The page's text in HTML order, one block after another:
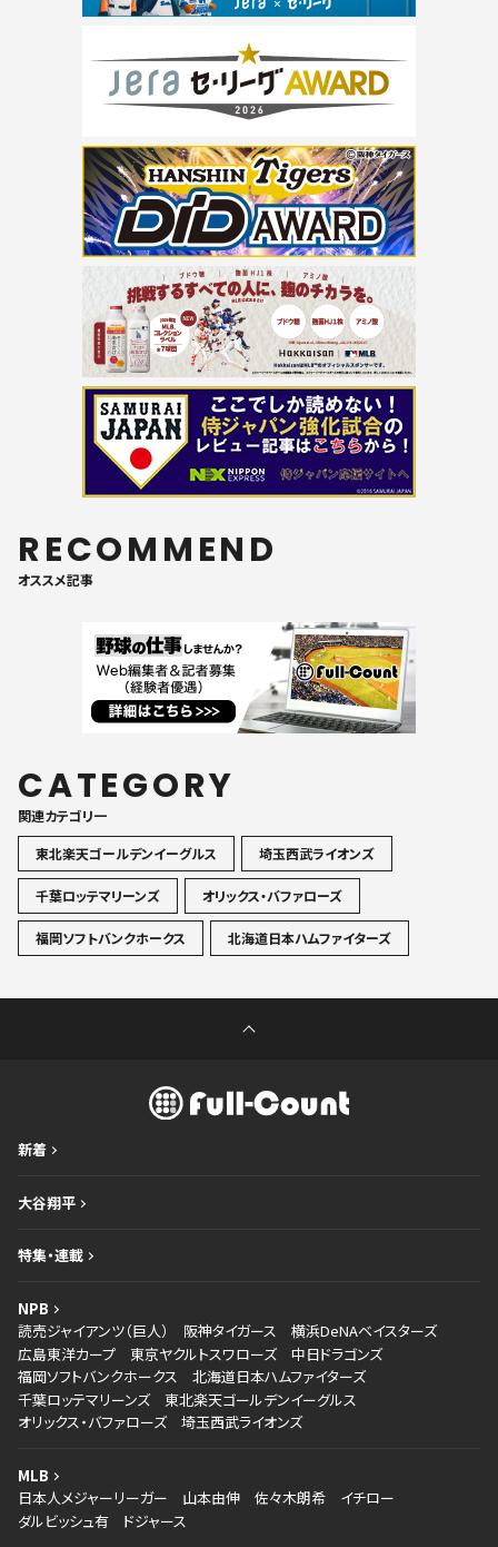
RECOMMEND
オススメ記事
CATEGORY
関連カテゴリ一
東北楽天ゴールデンイーグルス
埼玉西武ライオンズ
千葉ロッテマリーンズ オリックス・バファローズ
福岡ソフトバンクホークス 北海道日本ハムファイターズ
新着
大谷翔平
特集・連載
NPB
読売ジャイアンツ（巨人）
阪神タイガース
横浜DeNAベイスターズ
広島東洋カープ
東京ヤクルトスワローズ
中日ドラゴンズ
福岡ソフトバンクホークス
北海道日本ハムファイターズ
千葉ロッテマリーンズ
東北楽天ゴールデンイーグルス
オリックス・バファローズ
埼玉西武ライオンズ
MLB
日本人メジャーリーガー
山本由伸 佐々木朗希
イチロー
ダルビッシュ有
ドジャース